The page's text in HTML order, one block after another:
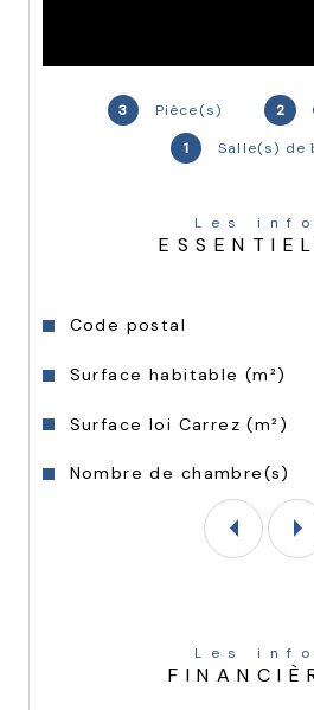
3 Pièce(s) 2
1
Salle(s) de
Les
Caractéristiques Valeurs
Code postal
Surface habitable (m²)
Surface loi Carrez (m²)
Nombre de chambre(s)
station T10 Novéos au pied
à Paris via la ligne 13 et
Tout est pensé pour faciliter
déplacements, tout en
Entre standing et
séduit par son ambiance
quotidien.
Les